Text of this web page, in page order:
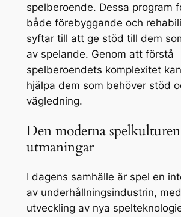
spelberoende. Dessa program
både förebyggande och
syftar till att ge stöd till dem
av spelande. Genom att förstå
spelberoendets komplexitet
hjälpa dem som behöver stöd
vägledning.
Den moderna spelkulturen
utmaningar
I dagens samhälle är spel en
av underhållningsindustrin,
utveckling av nya